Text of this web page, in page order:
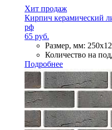
Хит продаж
Кирпич
рф
65 руб.
Размер, мм:
Количество на
Подробнее